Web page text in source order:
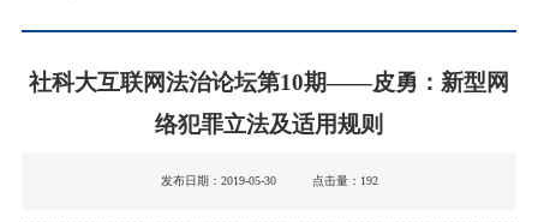
社科大互联网法治论坛第10期——皮勇：新型网
络犯罪立法及适用规则
发布日期：2019-05-30 点击量： 192